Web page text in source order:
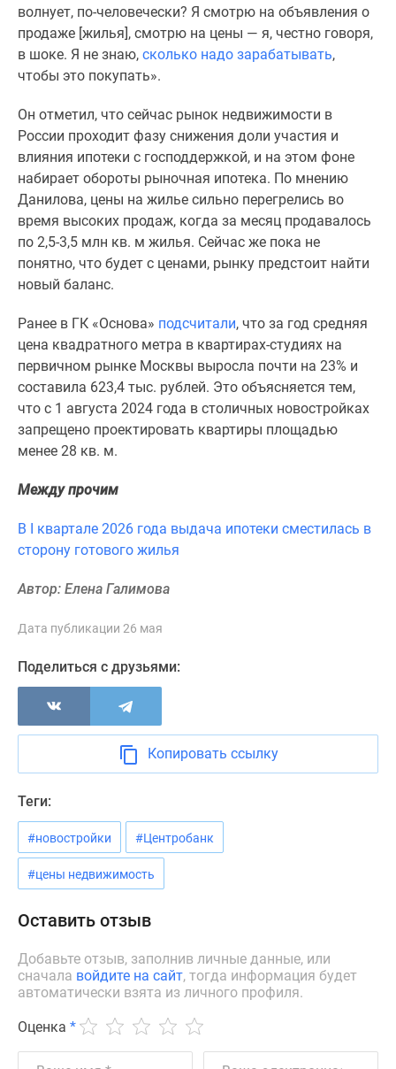
застройщики
Панорамы
новостроек
новостроек
Экспертиза
новостроек
Экология
Москвы
Подмосковья
Студии
комнатные
комнатные
Квартиры
карте
калькулятор
ипотека
Военная
Банки
программы
Медиа
Новости
недвижимости
Мнение
Аналитика
Покупателю
Экспертиза
новостроек
Эксперты
авторы
проекте
Контакты
Реклама
волнует, по-человечески? Я смотрю на объявления о
продаже [жилья], смотрю на цены — я, честно говоря,
в шоке. Я не знаю, сколько надо зарабатывать,
чтобы это покупать».
Он отметил, что сейчас рынок недвижимости в
России проходит фазу снижения доли участия и
влияния ипотеки с господдержкой, и на этом фоне
набирает обороты рыночная ипотека. По мнению
Данилова, цены на жилье сильно перегрелись во
время высоких продаж, когда за месяц продавалось
по 2,5-3,5 млн кв. м жилья. Сейчас же пока не
понятно, что будет с ценами, рынку предстоит найти
новый баланс.
Ранее в ГК «Основа» подсчитали, что за год средняя
цена квадратного метра в квартирах-студиях на
первичном рынке Москвы выросла почти на 23% и
составила 623,4 тыс. рублей. Это объясняется тем,
что с 1 августа 2024 года в столичных новостройках
запрещено проектировать квартиры площадью
менее 28 кв. м.
Между прочим
В I квартале 2026 года выдача ипотеки сместилась в
сторону готового жилья
Автор: Елена Галимова
Дата публикации 26 мая
Поделиться с друзьями:
Копировать ссылку
Теги:
#новостройки #Центробанк
#цены недвижимость
Оставить отзыв
Добавьте отзыв, заполнив личные данные, или
сначала войдите на сайт, тогда информация будет
автоматически взята из личного профиля.
Оценка *